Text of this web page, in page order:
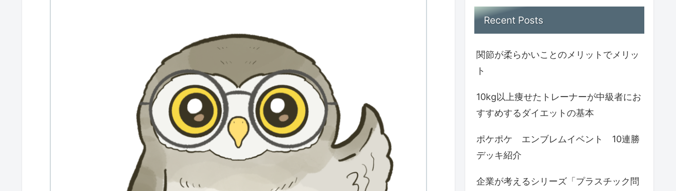
Recent Posts
関節が柔らかいことのメリットでメリッ
ト
10kg以上痩せたトレーナーが中級者にお
すすめするダイエットの基本
ポケポケ エンブレムイベント 10連勝
デッキ紹介
企業が考えるシリーズ「プラスチック問